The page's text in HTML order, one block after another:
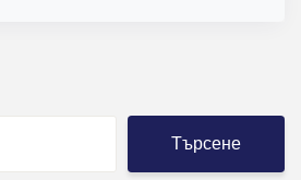
Търсене